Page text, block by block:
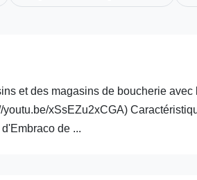
et des magasins de boucherie
xSsEZu2xCGA)
de ...